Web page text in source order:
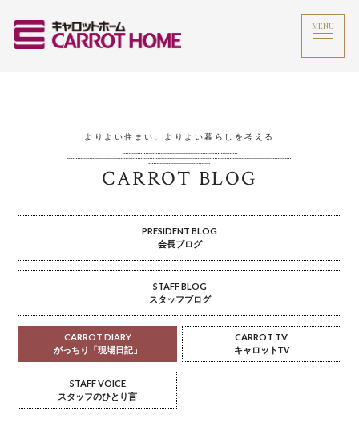
MENU
よりよい住まい、よりよい暮らしを考える
CARROT BLOG
PRESIDENT BLOG
会長ブログ
STAFF BLOG
スタッフブログ
CARROT DIARY
がっちり「現場日記」
CARROT TV
キャロットTV
STAFF VOICE
スタッフのひとり言